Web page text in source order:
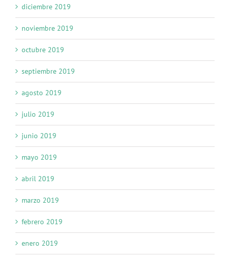
diciembre 2019
noviembre 2019
octubre 2019
septiembre 2019
agosto 2019
julio 2019
junio 2019
mayo 2019
abril 2019
marzo 2019
febrero 2019
enero 2019